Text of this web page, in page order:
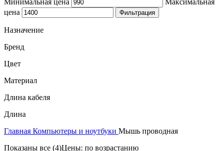
цена
Фильтрация
Назначение
Бренд
Цвет
Материал
Длина кабеля
Длина
Главная Компьютеры и ноутбуки Мышь проводная
Показаны все (4)Цены: по возрастанию